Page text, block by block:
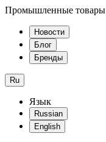
Промышленные товары
Новости
Блог
Бренды
Ru
Язык
Russian
English